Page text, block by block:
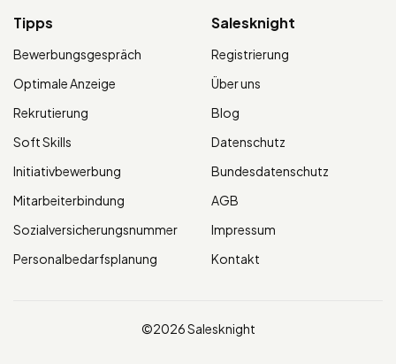
Tipps
Bewerbungsgespräch
Optimale Anzeige
Rekrutierung
Soft Skills
Initiativbewerbung
Mitarbeiterbindung
Sozialversicherungsnummer
Personalbedarfsplanung
Salesknight
Registrierung
Über uns
Blog
Datenschutz
Bundesdatenschutz
AGB
Impressum
Kontakt
©2026 Salesknight